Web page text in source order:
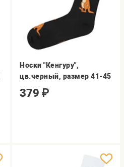
Носки "Кенгуру",
цв.черный, размер 41-45
379 ₽